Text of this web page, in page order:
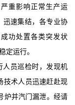
重影响正常生产运
迅速集结，各专业协
功处置各类突发状
定运行。
人员巡检时，发现机
技术人员迅速赶赴现
炉并汽门漏泄。经请